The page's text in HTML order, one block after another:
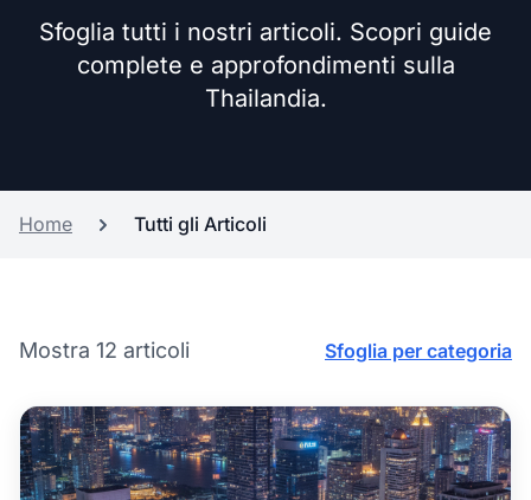
Sfoglia tutti i nostri articoli. Scopri guide
complete e approfondimenti sulla
Thailandia.
Home Tutti gli Articoli
Mostra 12 articoli Sfoglia per categoria